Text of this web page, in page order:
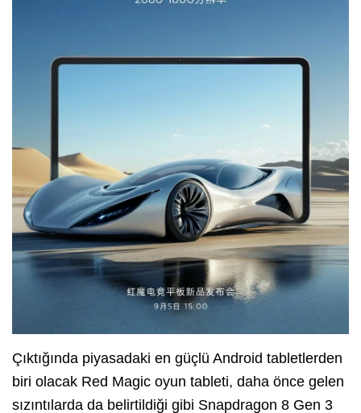
Çıktığında piyasadaki en güçlü Android tabletlerden
biri olacak Red Magic oyun tableti, daha önce gelen
sızıntılarda da belirtildiği gibi Snapdragon 8 Gen 3